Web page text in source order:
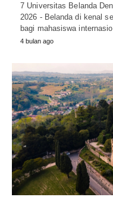
7 Universitas Belanda
2026 - Belanda di kenal
bagi mahasiswa
4 bulan ago